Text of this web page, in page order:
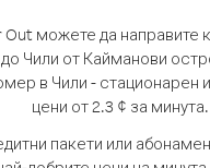
Out можете да направите
Чили от Кайманови
в Чили - стационарен
цени от 2.3 ¢ за минута.
пакети или